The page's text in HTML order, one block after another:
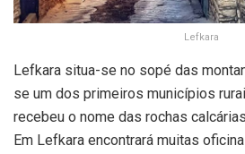
Lefkara
Lefkara situa-se no sopé das
se um dos primeiros municípios
recebeu o nome das rochas
Em Lefkara encontrará muitas